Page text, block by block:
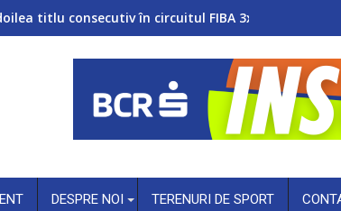
titlu consecutiv în circuitul FIBA 3x3 Women’s
DESPRE NOI TERENURI DE SPORT